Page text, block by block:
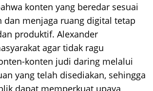
konten yang beredar sesuai
dan menjaga ruang digital tetap
produktif. Alexander
agar tidak ragu
konten judi daring melalui
yang telah disediakan, sehingga
dapat memperkuat upaya